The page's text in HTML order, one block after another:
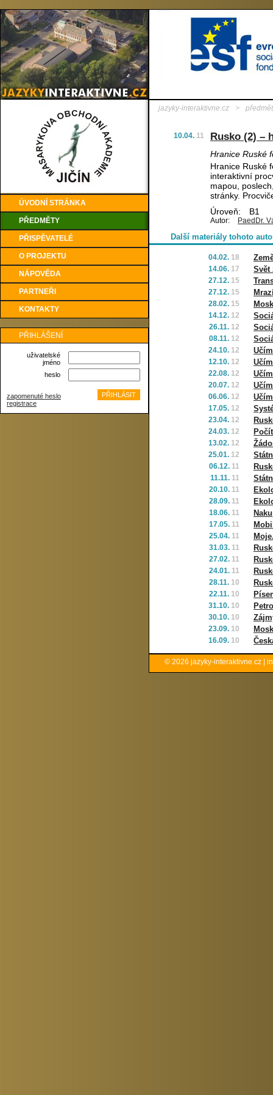
ÚVODNÍ STRÁNKA
PŘEDMĚTY
PŘISPĚVATELÉ
O PROJEKTU
NÁPOVĚDA
PARTNEŘI
KONTAKTY
PŘIHLÁŠENÍ
uživatelské
jméno
heslo
zapomenuté heslo
registrace
jazyky-interaktivne.cz >
10.04. 11 Rusko (2) –
Hranice Ruské
Hranice Ruské
interaktivní
mapou,
stránky.
Úroveň:
B1
Autor: PaedDr.
Další materiály tohoto
04.02. 18
14.06. 17 Svět
27.12. 15
27.12. 15
28.02. 15
14.12. 12
26.11. 12
08.11. 12
24.10. 12
12.10. 12
22.08. 12
20.07. 12
06.06. 12
17.05. 12
23.04. 12
24.03. 12
13.02. 12
25.01. 12
06.12. 11
11.11. 11
20.10. 11
28.09. 11
18.06. 11
17.05. 11
25.04. 11
31.03. 11
27.02. 11
24.01. 11
28.11. 10
22.11. 10
31.10. 10
30.10. 10
23.09. 10
16.09. 10
© 2026 jazyky-interaktivne.cz